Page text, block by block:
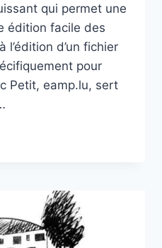
qui permet une
édition facile des
l’édition d’un fichier
pour
Petit, eamp.lu, sert